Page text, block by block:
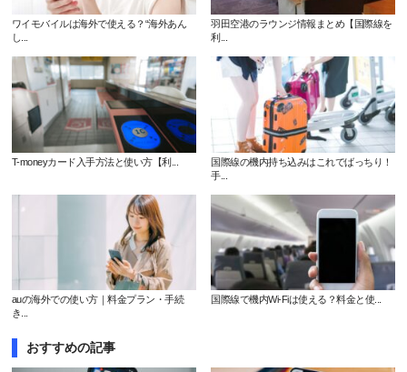
ワイモバイルは海外で使える？“海外あん
し...
羽田空港のラウンジ情報まとめ【国際線を
利...
T-moneyカード入手方法と使い方【利...
国際線の機内持ち込みはこれでばっちり！
手...
auの海外での使い方｜料金プラン・手続
き...
国際線で機内Wi-Fiは使える？料金と使...
おすすめの記事